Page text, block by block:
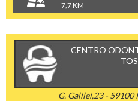
7,7 KM
CENTRO
G. Galilei,23 - 59100